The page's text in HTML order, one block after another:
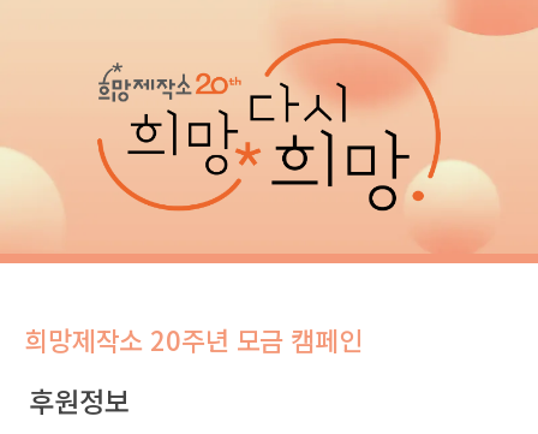
희망제작소 20주년 모금 캠페인
후원정보